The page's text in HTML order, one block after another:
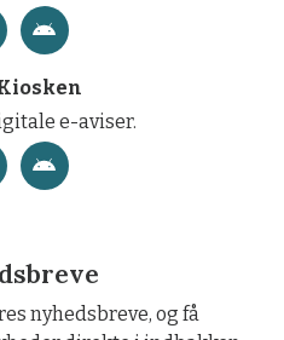
e-aviser.
nyhedsbreve, og få